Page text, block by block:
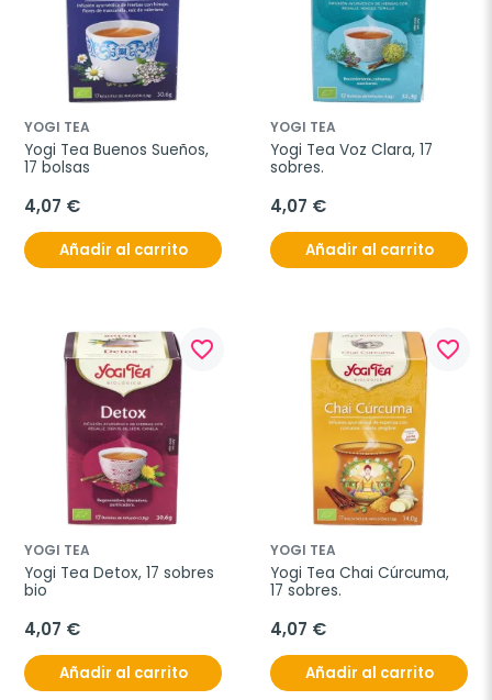
YOGI TEA
Yogi Tea Buenos Sueños,
17 bolsas
4,07 €
Añadir al carrito
YOGI TEA
Yogi Tea Voz Clara, 17
sobres.
4,07 €
Añadir al carrito
favorite_border
YOGI TEA
Yogi Tea Detox, 17 sobres
bio
4,07 €
Añadir al carrito
favorite_border
YOGI TEA
Yogi Tea Chai Cúrcuma,
17 sobres.
4,07 €
Añadir al carrito